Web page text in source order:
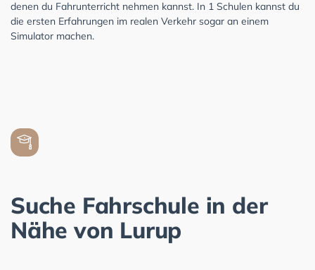
denen du Fahrunterricht nehmen kannst. In 1 Schulen kannst du
die ersten Erfahrungen im realen Verkehr sogar an einem
Simulator machen.
Suche Fahrschule in der
Nähe von Lurup